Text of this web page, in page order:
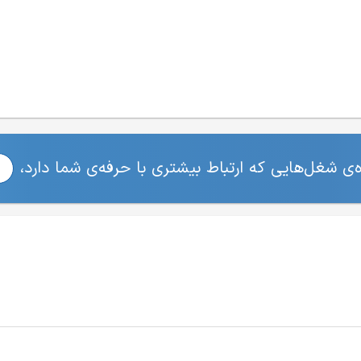
شغل‌هایی که ارتباط بیشتری با حرفه‌ی شما دارد،